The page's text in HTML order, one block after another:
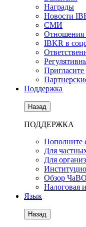
Награды
Новости
СМИ
Отношения
IBKR в
Пригласите
Поддержка
Назад
ПОДДЕРЖКА
Пополните
Для
Для
Обзор ЧаВО
Налоговая
Язык
Назад